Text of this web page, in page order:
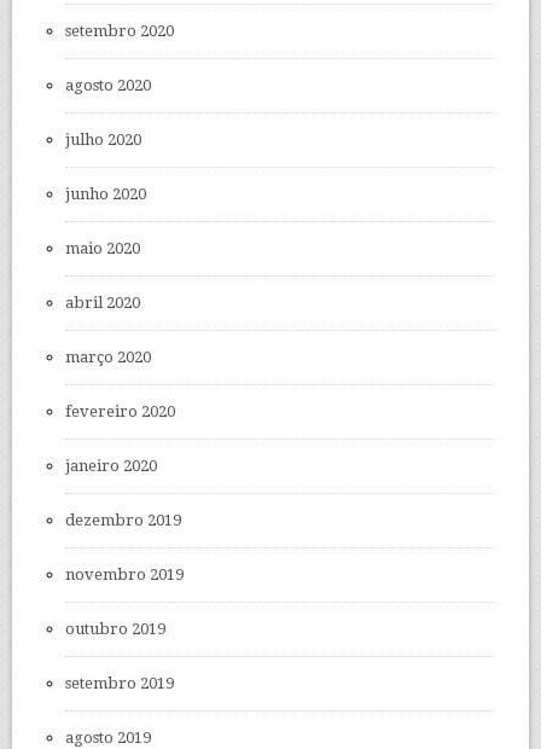
setembro 2020
agosto 2020
julho 2020
junho 2020
maio 2020
abril 2020
março 2020
fevereiro 2020
janeiro 2020
dezembro 2019
novembro 2019
outubro 2019
setembro 2019
agosto 2019